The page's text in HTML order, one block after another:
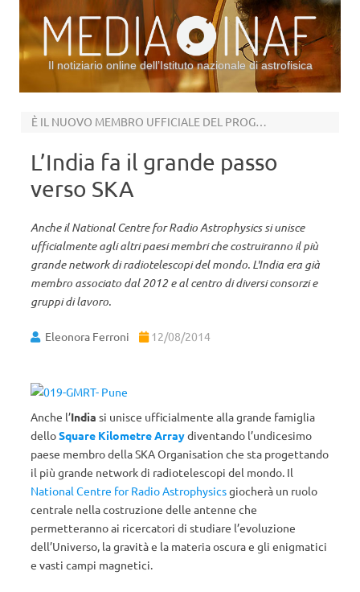
Il notiziario online dell’Istituto nazionale di astrofisica
È IL NUOVO MEMBRO UFFICIALE DEL PROGETTO
L’India fa il grande passo
verso SKA
Anche il National Centre for Radio Astrophysics si unisce
ufficialmente agli altri paesi membri che costruiranno il più
grande network di radiotelescopi del mondo. L'India era già
membro associato dal 2012 e al centro di diversi consorzi e
gruppi di lavoro.
Eleonora Ferroni 12/08/2014
Anche l’India si unisce ufficialmente alla grande famiglia
delloSquare Kilometre Arraydiventando l’undicesimo
paese membro della SKA Organisation che sta progettando
il più grande network di radiotelescopi del mondo. Il
National Centre for Radio Astrophysicsgiocherà un ruolo
centrale nella costruzione delle antenne che
permetteranno ai ricercatori di studiare l’evoluzione
dell’Universo, la gravità e la materia oscura e gli enigmatici
e vasti campi magnetici.